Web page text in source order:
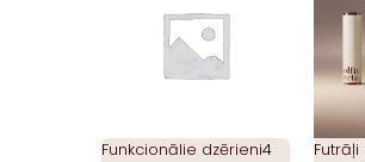
Funkcionālie dzērieni4
Futrāļi